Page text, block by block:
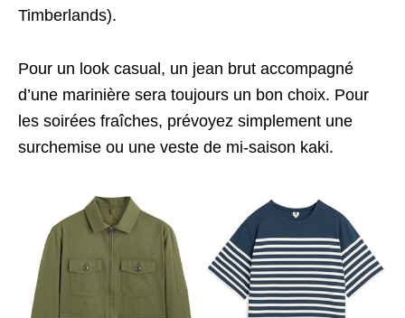
Timberlands).
Pour un look casual, un jean brut accompagné
d’une marinière sera toujours un bon choix. Pour
les soirées fraîches, prévoyez simplement une
surchemise ou une veste de mi-saison kaki.